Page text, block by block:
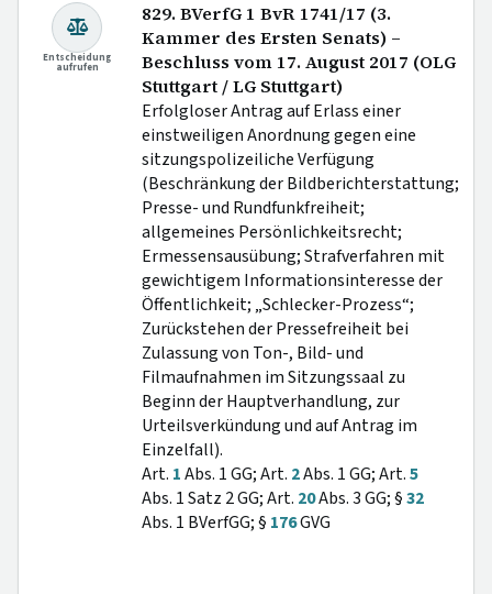
Entscheidung
aufrufen
829. BVerfG 1 BvR 1741/17 (3.
Kammer des Ersten Senats) –
Beschluss vom 17. August 2017 (OLG
Stuttgart / LG Stuttgart)
Erfolgloser Antrag auf Erlass einer
einstweiligen Anordnung gegen eine
sitzungspolizeiliche Verfügung
(Beschränkung der Bildberichterstattung;
Presse- und Rundfunkfreiheit;
allgemeines Persönlichkeitsrecht;
Ermessensausübung; Strafverfahren mit
gewichtigem Informationsinteresse der
Öffentlichkeit; „Schlecker-Prozess“;
Zurückstehen der Pressefreiheit bei
Zulassung von Ton-, Bild- und
Filmaufnahmen im Sitzungssaal zu
Beginn der Hauptverhandlung, zur
Urteilsverkündung und auf Antrag im
Einzelfall).
Art. 1Abs. 1 GG; Art. 2Abs. 1 GG; Art.5
Abs. 1 Satz 2 GG; Art. 20Abs. 3 GG; §32
Abs. 1 BVerfGG; § 176GVG